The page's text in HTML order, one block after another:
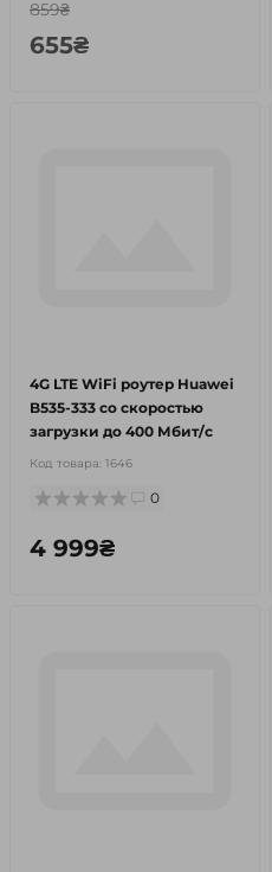
859₴
655₴
4G LTE WiFi роутер Huawei
B535-333 со скоростью
загрузки до 400 Мбит/с
Код товара: 1646
0
4 999₴